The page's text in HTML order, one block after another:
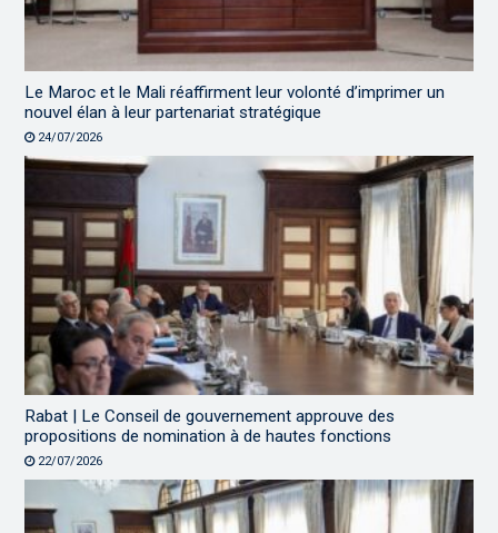
Le Maroc et le Mali réaffirment leur volonté d’imprimer un
nouvel élan à leur partenariat stratégique
24/07/2026
Rabat | Le Conseil de gouvernement approuve des
propositions de nomination à de hautes fonctions
22/07/2026